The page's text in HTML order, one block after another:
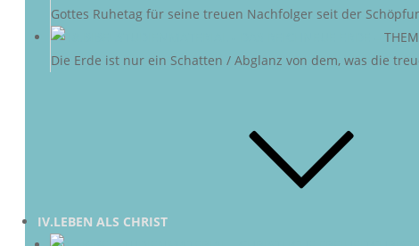
Gottes Ruhetag für seine treuen Nachfolger seit der
Die Erde ist nur ein Schatten / Abglanz von dem, was die
IV.LEBEN ALS CHRIST